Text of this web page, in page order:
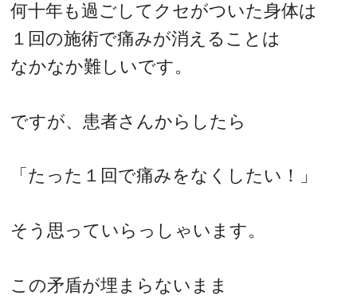
何十年も過ごしてクセがついた身体は
１回の施術で痛みが消えることは
なかなか難しいです。
ですが、患者さんからしたら
「たった１回で痛みをなくしたい！」
そう思っていらっしゃいます。
この矛盾が埋まらないまま